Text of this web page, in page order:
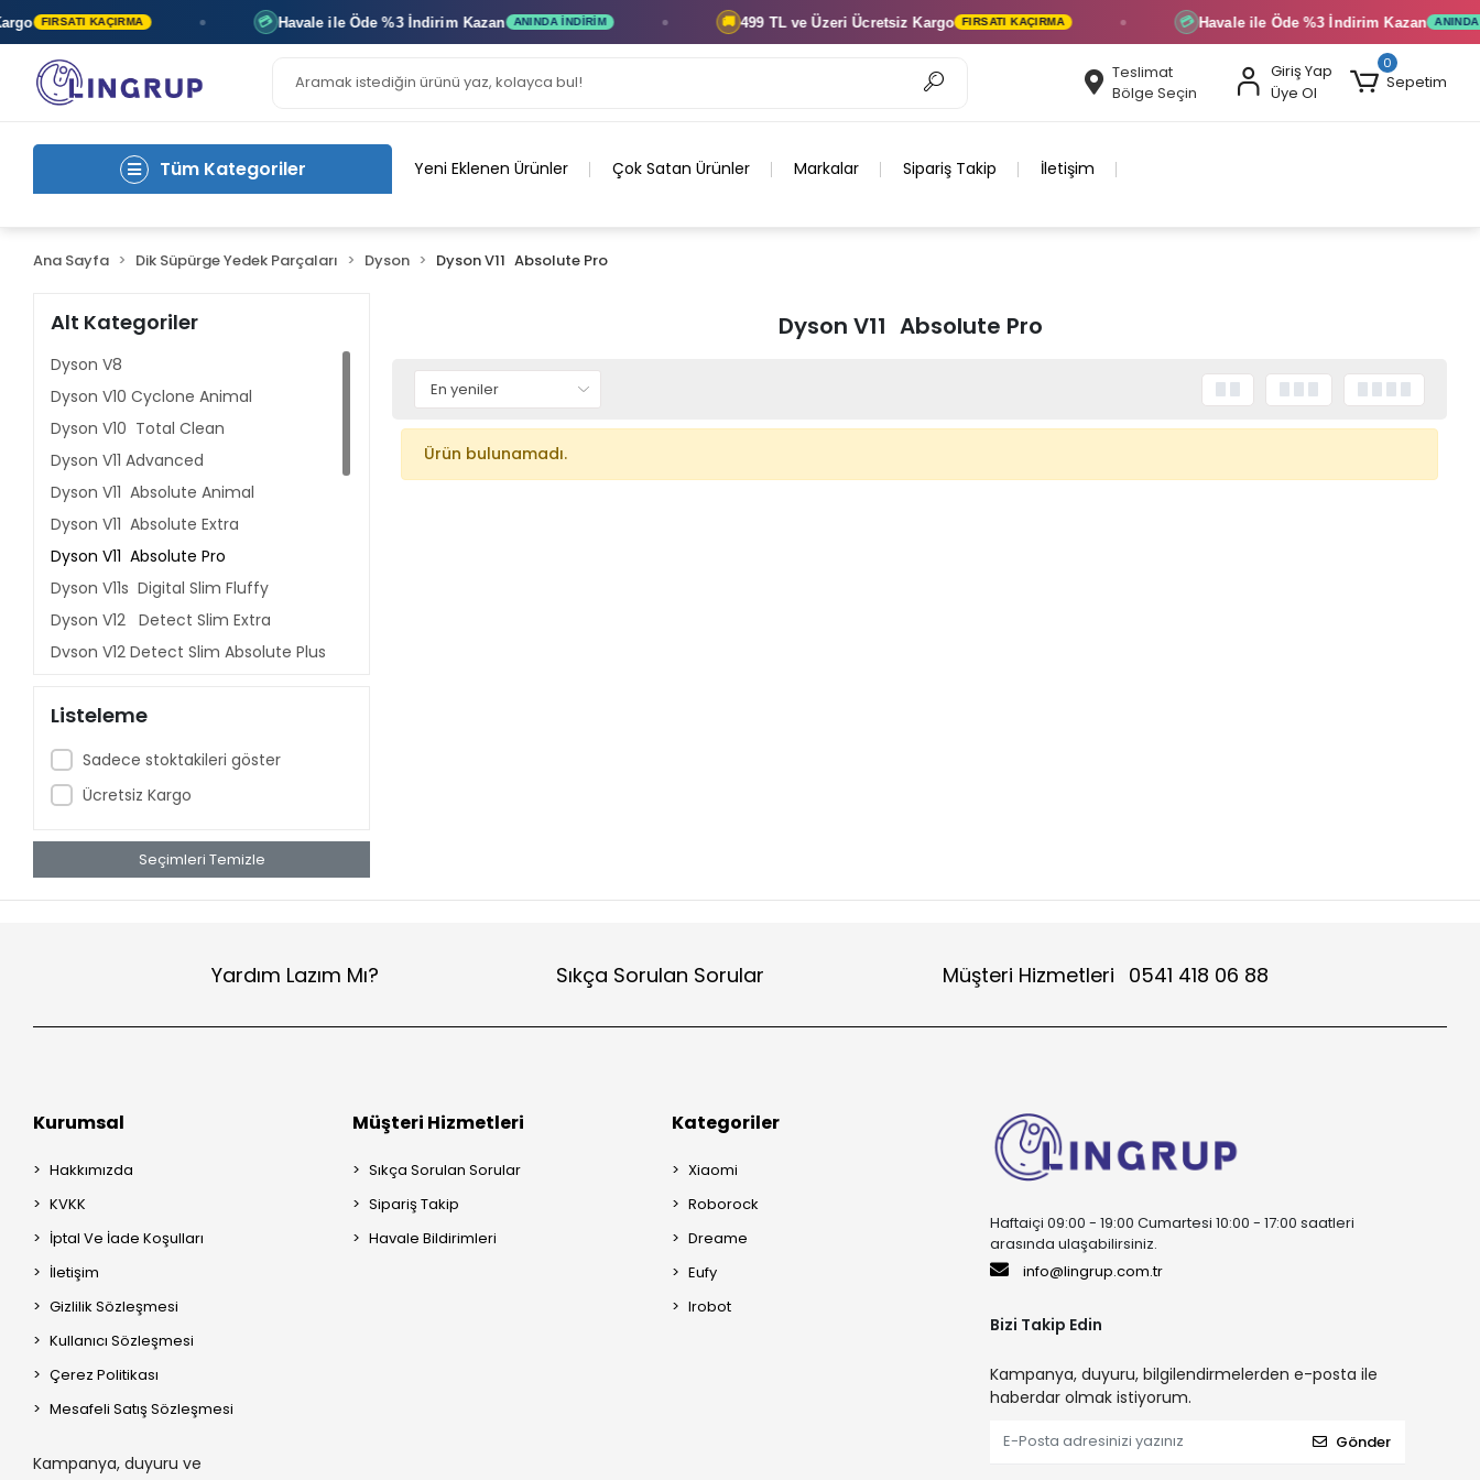
FIRSATI KAÇIRMA Havale ile Öde%3 İndirimKazan ANINDA İNDIRIM 499 TL ve ÜzeriÜcretsiz Kargo FIRSATI KAÇIRMA Havale ile Öde%3 İndirimKazan ANINDA
Teslimat
Bölge Seçin
Giriş Yap
Üye Ol
0
Sepetim
Tüm Kategoriler Yeni Eklenen Ürünler Çok Satan Ürünler Markalar Sipariş Takip İletişim
Ana Sayfa Dik Süpürge Yedek Parçaları Dyson Dyson V11 Absolute Pro
Alt Kategoriler
Dyson V8
Dyson V10 Cyclone Animal
Dyson V10 Total Clean
Dyson V11 Advanced
Dyson V11 Absolute Animal
Dyson V11 Absolute Extra
Dyson V11 Absolute Pro
Dyson V11s Digital Slim Fluffy
Dyson V12 Detect Slim Extra
Dyson V12 Detect Slim Absolute Plus
Dyson V15 Detect Total Clean
Dyson V15 Detect Absolute
Dyson V15s Detect Submarine
Dyson V16 Piston Animal
Dyson Gen5 Detect
Dyson V8 Advanced
Dyson V8 Animal Plus
Listeleme
Sadece stoktakileri göster
Ücretsiz Kargo
Seçimleri Temizle
Dyson V11 Absolute Pro
Ürün bulunamadı.
Yardım Lazım Mı? Sıkça Sorulan Sorular Müşteri Hizmetleri 0541 418 06 88
Kurumsal
Hakkımızda
KVKK
İptal Ve İade Koşulları
İletişim
Gizlilik Sözleşmesi
Kullanıcı Sözleşmesi
Çerez Politikası
Mesafeli Satış Sözleşmesi
Kampanya, duyuru ve
Müşteri Hizmetleri
Sıkça Sorulan Sorular
Sipariş Takip
Havale Bildirimleri
Kategoriler
Xiaomi
Roborock
Dreame
Eufy
Irobot
Haftaiçi 09:00 - 19:00 Cumartesi 10:00 - 17:00 saatleri
arasında ulaşabilirsiniz.
info@lingrup.com.tr
Bizi Takip Edin
Kampanya, duyuru, bilgilendirmelerden e-posta ile
haberdar olmak istiyorum.
Gönder